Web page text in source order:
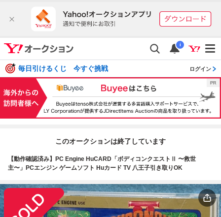
i
毎日引けるくじ 今すぐ挑戦 ログイン
このオークションは終了しています
【動作確認済み】PC Engine HuCARD「ボディコンクエストⅡ 〜救世
主〜」PCエンジン ゲームソフト Huカード TV 八王子引き取りOK